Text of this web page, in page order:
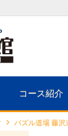
コース紹介
パズル道場 藤沢